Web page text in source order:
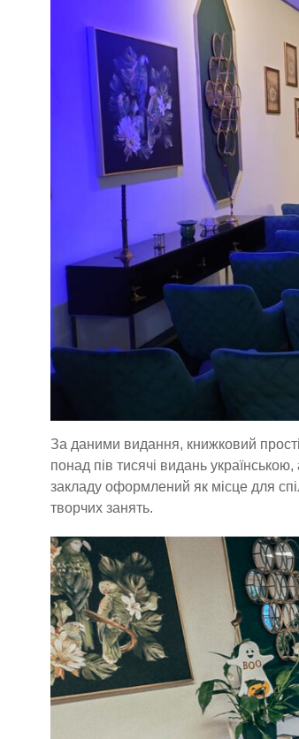
За даними видання, книжковий
понад пів тисячі видань
закладу оформлений як місце для
творчих занять.